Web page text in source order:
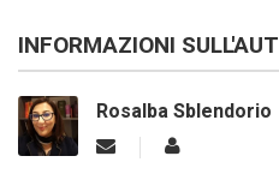
INFORMAZIONI
Rosalba Sblendorio